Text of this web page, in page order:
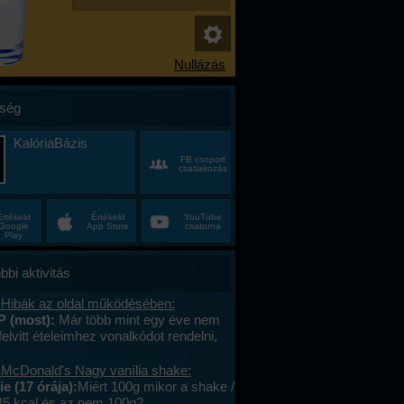
KalóriaBázis
FB csoport
csatlakozás
Play
Értékeld
App Store
YouTube
csatorna
aktivitás
az oldal működésében:
(most): Már több mint egy éve nem
ételeimhez vonalkódot rendelni,
megy. A mások által megadott
le tudom olvasni , jól működik. .
cseréltem, a legújabb android fut,
Nagy vanília shake:
(17 órája):Miért 100g mikor a shake /